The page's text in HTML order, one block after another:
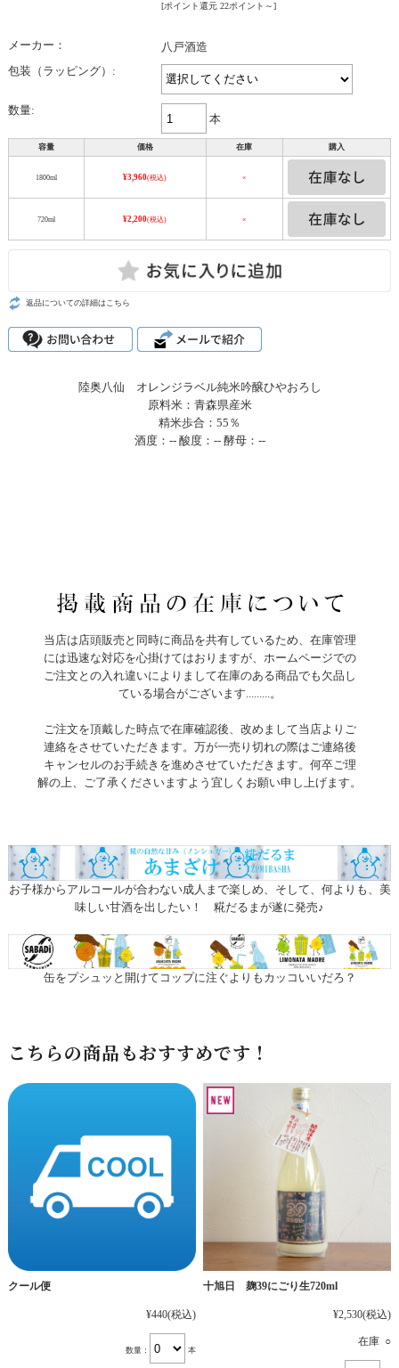
[ポイント還元 22ポイント～]
メーカー：
八戸酒造
包装（ラッピング）:
数量:
本
容量 価格 在庫 購入
1800ml ¥3,960(税込) ×
720ml ¥2,200(税込) ×
返品についての詳細はこちら
陸奥八仙 オレンジラベル純米吟醸ひやおろし
原料米：青森県産米
精米歩合：55％
酒度：-- 酸度：-- 酵母：--
当店は店頭販売と同時に商品を共有しているため、在庫管理
には迅速な対応を心掛けてはおりますが、ホームページでの
ご注文との入れ違いによりまして在庫のある商品でも欠品し
ている場合がございます.........。
ご注文を頂戴した時点で在庫確認後、改めまして当店よりご
連絡をさせていただきます。万が一売り切れの際はご連絡後
キャンセルのお手続きを進めさせていただきます。何卒ご理
解の上、ご了承くださいますよう宜しくお願い申し上げます。
お子様からアルコールが合わない成人まで楽しめ、そして、何よりも、美
味しい甘酒を出したい！ 糀だるまが遂に発売♪
缶をプシュッと開けてコップに注ぐよりもカッコいいだろ？
こちらの商品もおすすめです！
クール便
¥440(税込)
数量： 本
十旭日 麹39にごり生720ml
¥2,530(税込)
在庫 ○